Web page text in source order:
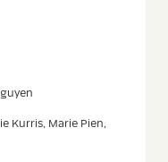
Kurris, Marie Pien,